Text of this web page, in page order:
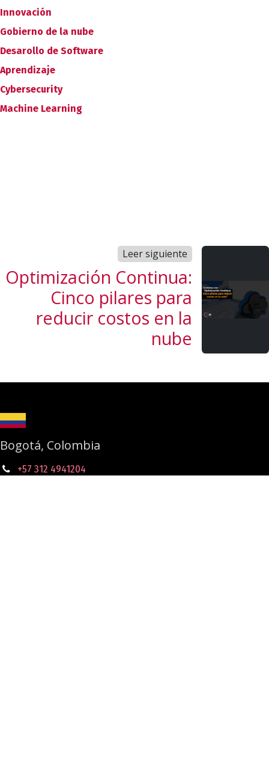
Innovación
Gobierno de la nube
Desarollo de Software
Aprendizaje
Cybersecurity
Machine Learning
Leer siguiente
Optimización Continua:
Cinco pilares para
reducir costos en la
nube
Bogotá, Colombia
+57 312 4941204